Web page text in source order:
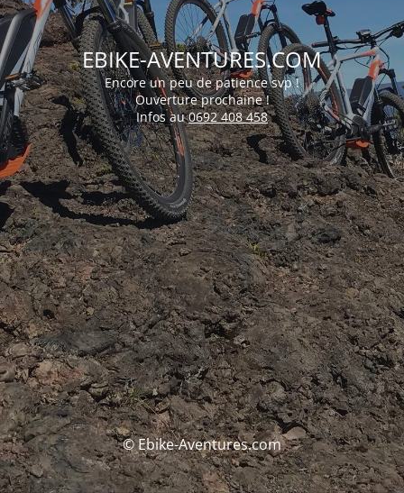
EBIKE-AVENTURES.COM
Encore un peu de patience svp !
Ouverture prochaine !
Infos au0692 408 458
© Ebike-Aventures.com